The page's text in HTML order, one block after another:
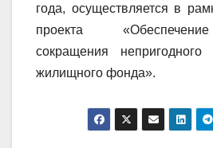
года, осуществляется в
проекта
сокращения
жилищного фонда».